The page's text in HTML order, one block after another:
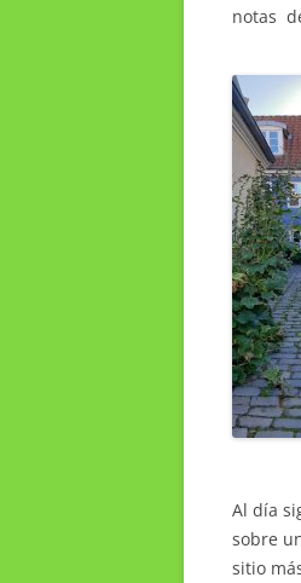
notas
Al día
sobre
sitio